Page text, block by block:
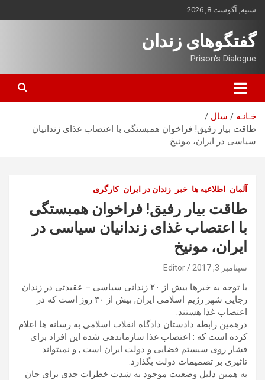
بروید
شنبه, آگوست 8, 2026
گفتگوهای زندان
Prison's Dialogue
خـانـه
سال
طاقت بیار رفیق! فراخوان همبستگی با اعتصاب غذای زندانیان
سیاسی در ایران، مونیخ
آلمان اطلاعیه ها خبر زندان در ایران کارگری
طاقت بیار رفیق! فراخوان همبستگی
با اعتصاب غذای زندانیان سیاسی در
ایران، مونیخ
سپتامبر 3, 2017 Editor
با توجه به خبرها بیش از ۲۰ زندانی سیاسی – عقیدتی در زندان
رجایی شهر رژیم اسلامی ایران, بیش از ۳۰ روز است که در
اعتصاب غذا هستند.
درهمین رابطه دادستان دادگاه انقلاب اسلامی به رسانه ها اعلام
کرده است که : اعتصاب غذا سازماندهی شده این افراد برای
فشار روی سیستم قضایی و دولت ایران است , و نمیتواند
تاثیری بر تصمیمات دولت بگذارد.
به همین دلیل وضعیت موجود به شدت خطرات جدی برای جان